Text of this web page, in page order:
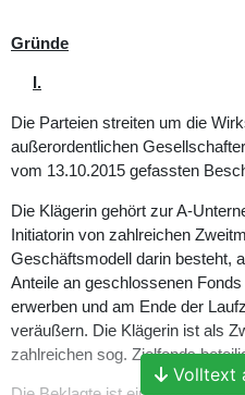
Gründe
I.
Die Parteien streiten um die
außerordentlichen
vom 13.10.2015 gefassten
Die Klägerin gehört zur A-
Initiatorin von zahlreichen
Geschäftsmodell darin besteht,
Anteile an geschlossenen
erwerben und am Ende der
veräußern. Die Klägerin ist als
zahlreichen sog. Zielfonds
Volltext